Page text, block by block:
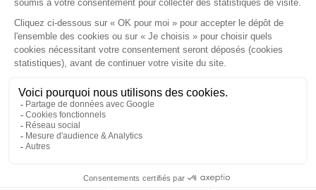
Tél :05 57 55 87 30 - Fax : 05 57 51 73 64
Email :gaucher-piola@gaucher-piola-avocat.fr
NOUS CONTACTER
NOUS LOCALISER
Honoraires Plan du site Mentions légales